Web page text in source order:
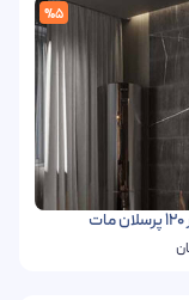
%5